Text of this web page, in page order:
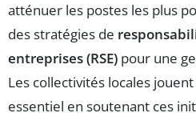
atténuer les postes les plus
des stratégies de
entreprises (RSE) pour une
Les collectivités locales
essentiel en soutenant ces